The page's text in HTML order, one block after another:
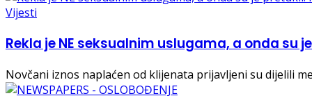
Vijesti
Rekla je NE seksualnim uslugama, a onda su
Novčani iznos naplaćen od klijenata prijavljeni su dijelili